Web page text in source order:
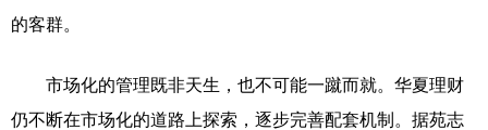
的客群。
市场化的管理既非天生，也不可能一蹴而就。华夏理财
仍不断在市场化的道路上探索，逐步完善配套机制。据苑志